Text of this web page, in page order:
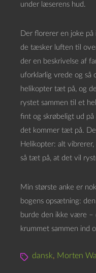
under læserens hud.
Der florerer en joke
de tæsker luften til
der en beskrivelse af
uforklarlig vrede og
helikopter tæt på, og
rystet sammen til et
fint og skrøbeligt ud
det kommer tæt på.
Helikopter: alt
så tæt på, at det vil
Min største anke er
bogens opsætning:
burde den ikke være –
krummet sammen ind
dansk, Morten